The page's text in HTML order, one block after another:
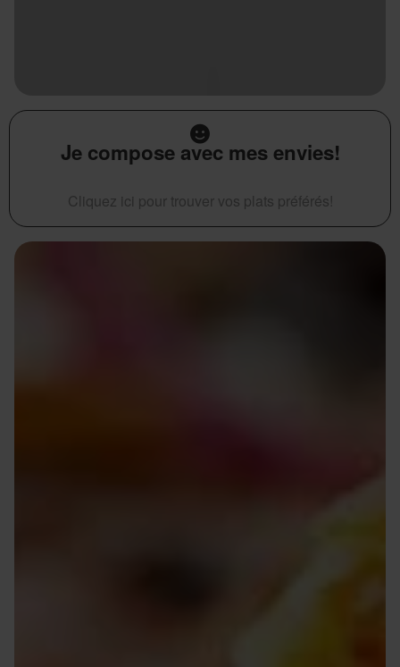
Je compose avec mes envies!
Cliquez ici pour trouver vos plats préférés!